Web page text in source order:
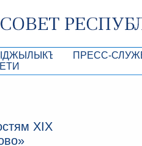
актлары
ПРЕСС-
XIX